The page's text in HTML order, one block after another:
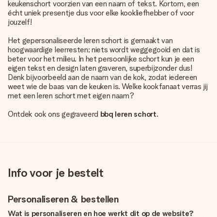
keukenschort voorzien van een naam of tekst. Kortom, een
écht uniek presentje dus voor elke kookliefhebber of voor
jouzelf!
Het gepersonaliseerde leren schort is gemaakt van
hoogwaardige leerresten; niets wordt weggegooid en dat is
beter voor het milieu. In het persoonlijke schort kun je een
eigen tekst en design laten graveren, superbijzonder dus!
Denk bijvoorbeeld aan de naam van de kok, zodat iedereen
weet wie de baas van de keuken is. Welke kookfanaat verras jij
met een leren schort met eigen naam?
Ontdek ook ons gegraveerd bbq leren schort.
Info voor je bestelt
Personaliseren & bestellen
Wat is personaliseren en hoe werkt dit op de website?